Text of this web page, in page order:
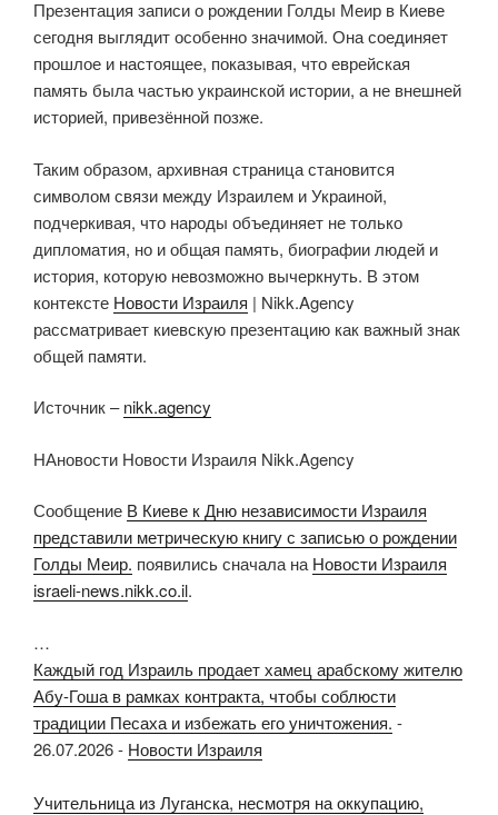
Презентация записи о рождении Голды Меир в Киеве
сегодня выглядит особенно значимой. Она соединяет
прошлое и настоящее, показывая, что еврейская
память была частью украинской истории, а не внешней
историей, привезённой позже.
Таким образом, архивная страница становится
символом связи между Израилем и Украиной,
подчеркивая, что народы объединяет не только
дипломатия, но и общая память, биографии людей и
история, которую невозможно вычеркнуть. В этом
контексте Новости Израиля | Nikk.Agency
рассматривает киевскую презентацию как важный знак
общей памяти.
Источник –nikk.agency
НАновости Новости Израиля Nikk.Agency
Сообщение В Киеве к Дню независимости Израиля
представили метрическую книгу с записью о рождении
Голды Меир. появились сначала наНовости Израиля
israeli-news.nikk.co.il.
…
Каждый год Израиль продает хамец арабскому жителю
Абу-Гоша в рамках контракта, чтобы соблюсти
традиции Песаха и избежать его уничтожения. -
26.07.2026- Новости Израиля
Учительница из Луганска, несмотря на оккупацию,